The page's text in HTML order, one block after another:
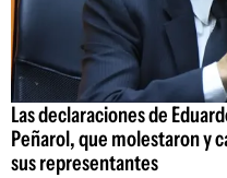
Las declaraciones de
Peñarol, que molestaron y
sus representantes